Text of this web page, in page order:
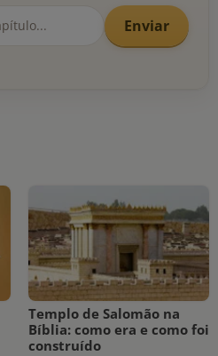
Enviar
Templo de Salomão na
Bíblia: como era e como foi
construído